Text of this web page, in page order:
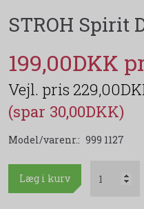
STROH Spirit
199,00DKK
(spar 30,00DKK)
Model/varenr.: 999 1127
Læg i kurv